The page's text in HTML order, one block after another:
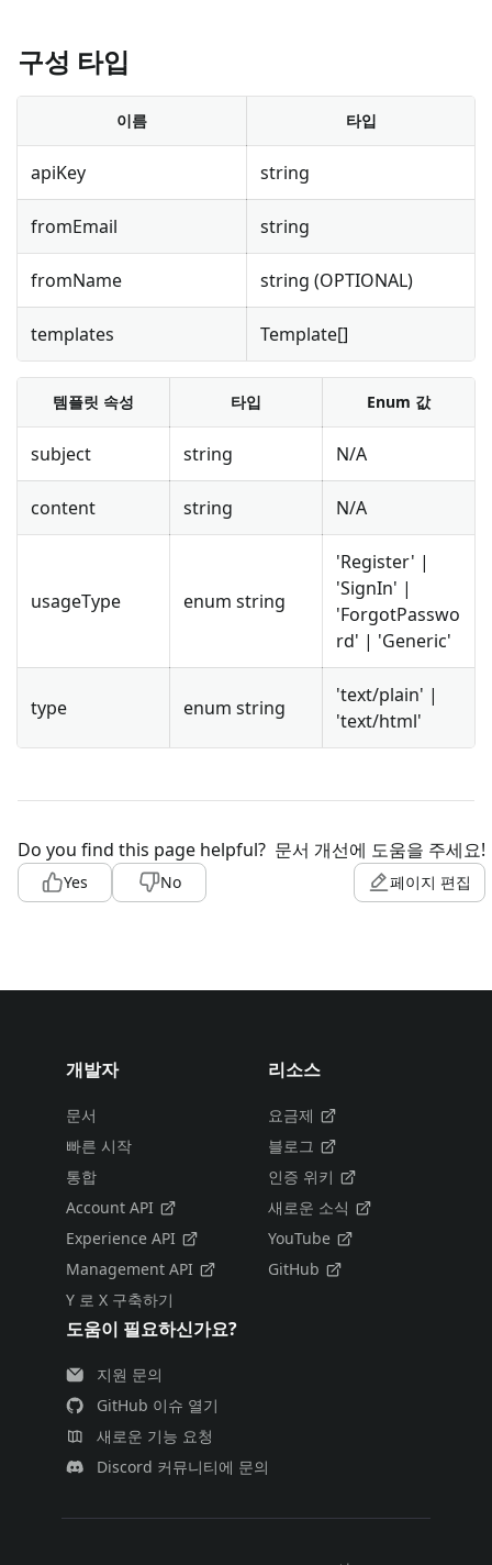
구성 타입
이름 타입
apiKey string
fromEmail string
fromName string (OPTIONAL)
templates Template[]
템플릿 속성 타입 Enum 값
subject string N/A
content string N/A
usageType enum string
'Register' |
'SignIn' |
'ForgotPasswo
rd' | 'Generic'
type enum string
'text/plain' |
'text/html'
Do you find this page helpful?
Yes No
문서 개선에 도움을 주세요!
페이지 편집
개발자
문서
빠른 시작
통합
Account API
Experience API
Management API
Y 로 X 구축하기
리소스
요금제
블로그
인증 위키
새로운 소식
YouTube
GitHub
도움이 필요하신가요?
지원 문의
GitHub 이슈 열기
새로운 기능 요청
Discord 커뮤니티에 문의